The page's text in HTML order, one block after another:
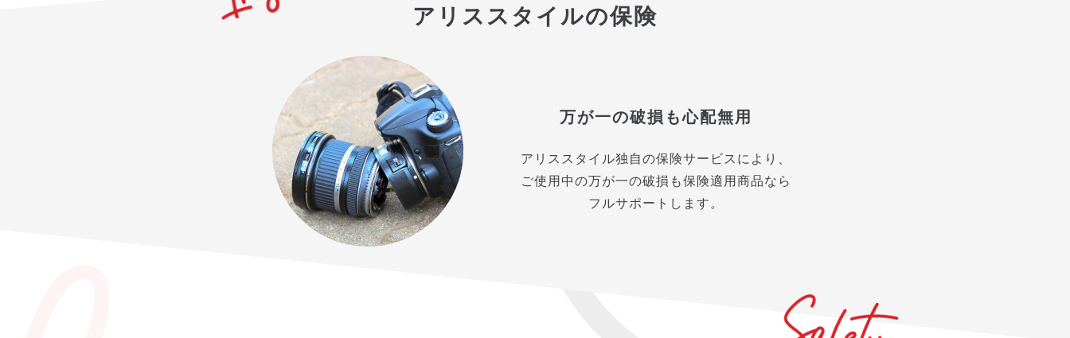
アリススタイルの保険
万が一の破損も心配無用
アリススタイル独自の保険サービスにより、
ご使用中の万が一の破損も保険適用商品なら
フルサポートします。